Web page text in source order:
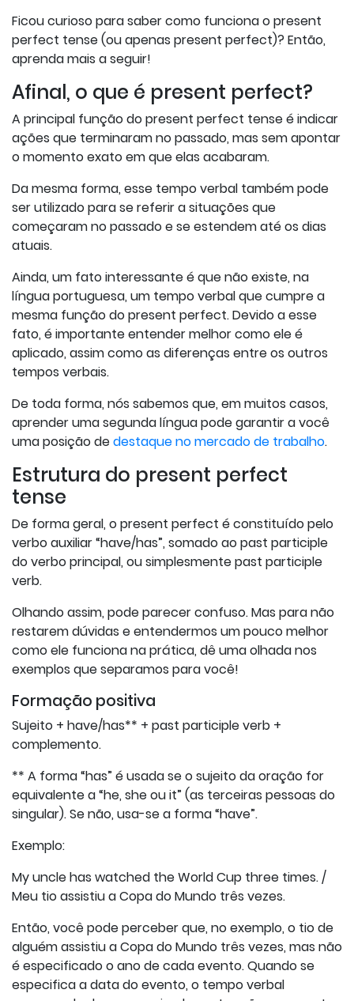
Ficou curioso para saber como funciona o present
perfect tense (ou apenas present perfect)? Então,
aprenda mais a seguir!
Afinal, o que é present perfect?
A principal função do present perfect tense é indicar
ações que terminaram no passado, mas sem apontar
o momento exato em que elas acabaram.
Da mesma forma, esse tempo verbal também pode
ser utilizado para se referir a situações que
começaram no passado e se estendem até os dias
atuais.
Ainda, um fato interessante é que não existe, na
língua portuguesa, um tempo verbal que cumpre a
mesma função do present perfect. Devido a esse
fato, é importante entender melhor como ele é
aplicado, assim como as diferenças entre os outros
tempos verbais.
De toda forma, nós sabemos que, em muitos casos,
aprender uma segunda língua pode garantir a você
uma posição dedestaque no mercado de trabalho.
Estrutura do present perfect
tense
De forma geral, o present perfect é constituído pelo
verbo auxiliar “have/has”, somado ao past participle
do verbo principal, ou simplesmente past participle
verb.
Olhando assim, pode parecer confuso. Mas para não
restarem dúvidas e entendermos um pouco melhor
como ele funciona na prática, dê uma olhada nos
exemplos que separamos para você!
Formação positiva
Sujeito + have/has** + past participle verb +
complemento.
** A forma “has” é usada se o sujeito da oração for
equivalente a “he, she ou it” (as terceiras pessoas do
singular). Se não, usa-se a forma “have”.
Exemplo:
My uncle has watched the World Cup three times. /
Meu tio assistiu a Copa do Mundo três vezes.
Então, você pode perceber que, no exemplo, o tio de
alguém assistiu a Copa do Mundo três vezes, mas não
é especificado o ano de cada evento. Quando se
especifica a data do evento, o tempo verbal